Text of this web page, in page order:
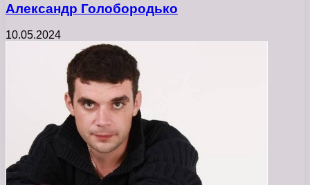
Александр Голобородько
10.05.2024